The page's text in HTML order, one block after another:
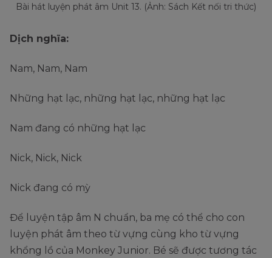
Bài hát luyện phát âm Unit 13. (Ảnh: Sách Kết nối tri thức)
Dịch nghĩa:
Nam, Nam, Nam
Những hạt lạc, những hạt lạc, những hạt lạc
Nam đang có những hạt lạc
Nick, Nick, Nick
Nick đang có mỳ
Để luyện tập âm N chuẩn, ba mẹ có thể cho con
luyện phát âm theo từ vựng cùng kho từ vựng
khổng lồ của Monkey Junior. Bé sẽ được tương tác